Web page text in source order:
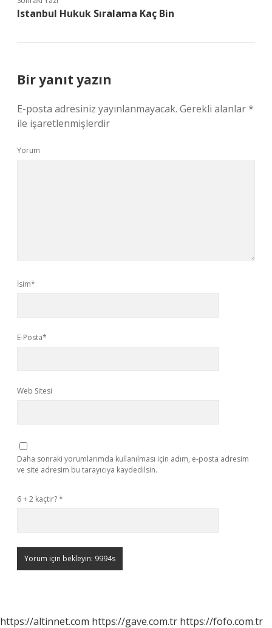
Istanbul Hukuk Sıralama Kaç Bin
Bir yanıt yazın
E-posta adresiniz yayınlanmayacak. Gerekli alanlar*
ile işaretlenmişlerdir
Yorum
İsim*
E-Posta*
Web Sitesi
Daha sonraki yorumlarımda kullanılması için adım, e-posta adresim
ve site adresim bu tarayıcıya kaydedilsin.
6 + 2 kaçtır?*
https://altinnet.com https://gave.com.tr https://fofo.com.tr